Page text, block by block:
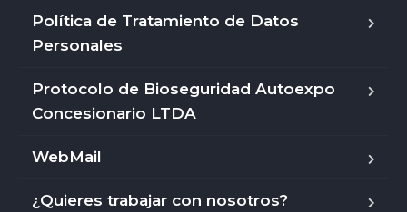
Política de Tratamiento de Datos
Personales
Protocolo de Bioseguridad Autoexpo
Concesionario LTDA
WebMail
¿Quieres trabajar con nosotros?